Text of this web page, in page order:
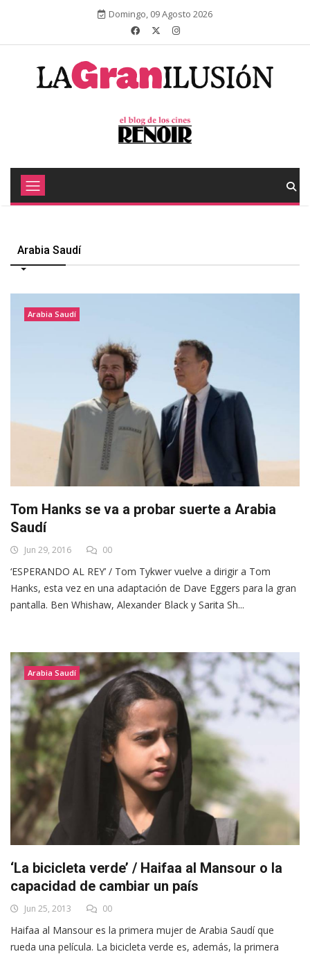
Domingo, 09 Agosto 2026
Arabia Saudí
Arabia Saudí
Tom Hanks se va a probar suerte a Arabia
Saudí
Jun 29, 2016 00
‘ESPERANDO AL REY’ / Tom Tykwer vuelve a dirigir a Tom
Hanks, esta vez en una adaptación de Dave Eggers para la gran
pantalla. Ben Whishaw, Alexander Black y Sarita Sh...
Arabia Saudí
‘La bicicleta verde’ / Haifaa al Mansour o la
capacidad de cambiar un país
Jun 25, 2013 00
Haifaa al Mansour es la primera mujer de Arabia Saudí que
rueda una película. La bicicleta verde es, además, la primera